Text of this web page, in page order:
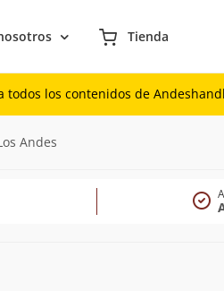
Tienda
todos los contenidos de
Andes